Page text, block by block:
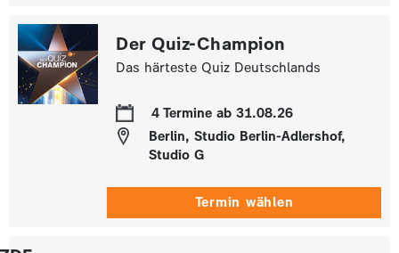
Der Quiz-Champion
Das härteste Quiz Deutschlands
4 Termine ab 31.08.26
Berlin, Studio Berlin-Adlershof,
Studio G
Termin wählen